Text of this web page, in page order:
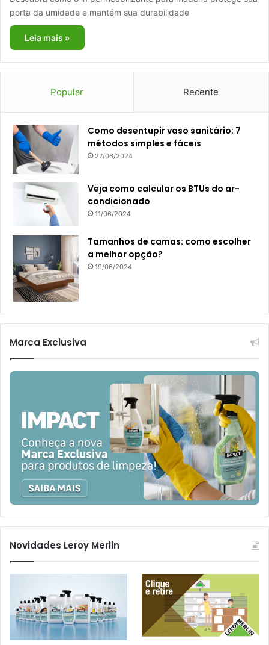
porta da umidade e mantém sua durabilidade
Leia mais »
Popular Recente
Como desentupir vaso sanitário: 7
métodos simples e fáceis
27/06/2024
Veja como calcular os BTUs do ar-
condicionado
11/06/2024
Tamanhos de camas: como escolher
a melhor opção?
19/06/2024
Marca Exclusiva
Novidades Leroy Merlin